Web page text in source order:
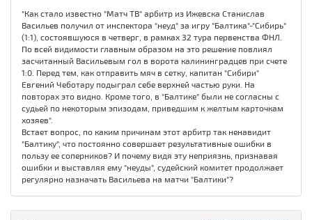
"Как стало известно "Матч ТВ" арбитр из Ижевска Станислав
Васильев получил от инспектора "неуд" за игру "Балтика"-"Сибирь"
(1:1), состоявшуюся в четверг, в рамках 32 тура первенства ФНЛ.
По всей видимости главным образом на это решение повлиял
засчитанный Васильевым гол в ворота калининградцев при счете
1:0. Перед тем, как отправить мяч в сетку, капитан "Сибири"
Евгений Чеботару подыграл себе верхней частью руки. На
повторах это видно. Кроме того, в "Балтике" были не согласны с
судьей по некоторым эпизодам, приведшим к желтым карточкам
хозяев".
Встает вопрос, по каким причинам этот арбитр так ненавидит
"Балтику", что постоянно совершает результативные ошибки в
пользу ее соперников? И почему видя эту неприязнь, признавая
ошибки и выставляя ему "неуды", судейский комитет продолжает
регулярно назначать Васильева на матчи "Балтики"?